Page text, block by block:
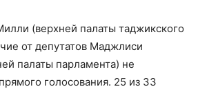
(верхней палаты таджикского
от депутатов Маджлиси
палаты парламента) не
голосования. 25 из 33